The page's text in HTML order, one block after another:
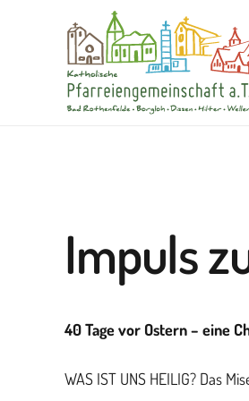
Impuls
40 Tage vor Ostern – eine
WAS IST UNS HEILIG? Das